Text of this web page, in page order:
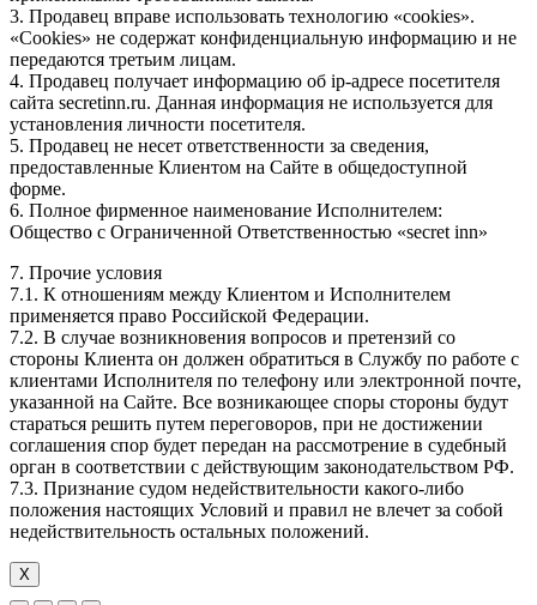
3. Продавец вправе использовать технологию «cookies».
«Cookies» не содержат конфиденциальную информацию и не
передаются третьим лицам.
4. Продавец получает информацию об ip-адресе посетителя
сайта secretinn.ru. Данная информация не используется для
установления личности посетителя.
5. Продавец не несет ответственности за сведения,
предоставленные Клиентом на Сайте в общедоступной
форме.
6. Полное фирменное наименование Исполнителем:
Общество с Ограниченной Ответственностью «secret inn»
7. Прочие условия
7.1. К отношениям между Клиентом и Исполнителем
применяется право Российской Федерации.
7.2. В случае возникновения вопросов и претензий со
стороны Клиента он должен обратиться в Службу по работе с
клиентами Исполнителя по телефону или электронной почте,
указанной на Сайте. Все возникающее споры стороны будут
стараться решить путем переговоров, при не достижении
соглашения спор будет передан на рассмотрение в судебный
орган в соответствии с действующим законодательством РФ.
7.3. Признание судом недействительности какого-либо
положения настоящих Условий и правил не влечет за собой
недействительность остальных положений.
Х